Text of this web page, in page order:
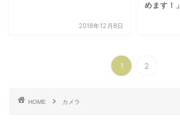
2018年12月8日
めます！」
1 2
HOME カメラ